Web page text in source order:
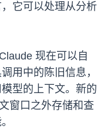
它可以处理从分析
现在可以自
用中的陈旧信息，
型的上下文。新的
窗口之外存储和查